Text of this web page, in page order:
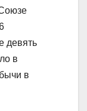
девять
в
в